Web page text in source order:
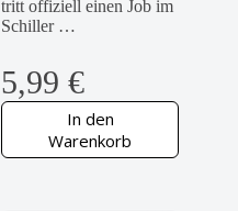
tritt offiziell einen Job im
Schiller …
5,99€
In den
Warenkorb